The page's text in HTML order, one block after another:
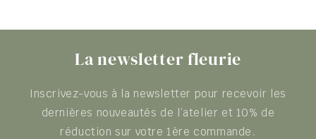
La newsletter fleurie
Inscrivez-vous à la newsletter pour recevoir les
dernières nouveautés de l’atelier et 10% de
réduction sur votre 1ère commande.